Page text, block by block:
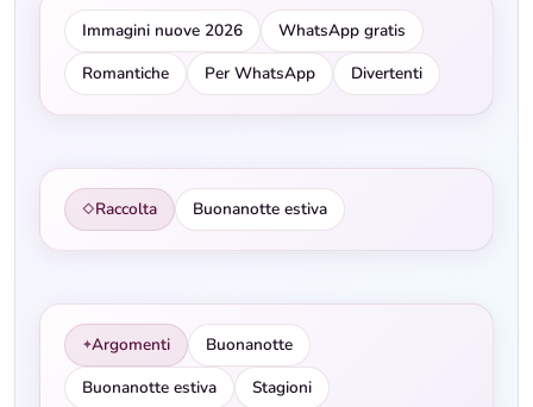
Immagini nuove 2026
WhatsApp gratis
Romantiche
Per WhatsApp Divertenti
◇Raccolta Buonanotte estiva
✦Argomenti
Buonanotte
Buonanotte estiva
Stagioni